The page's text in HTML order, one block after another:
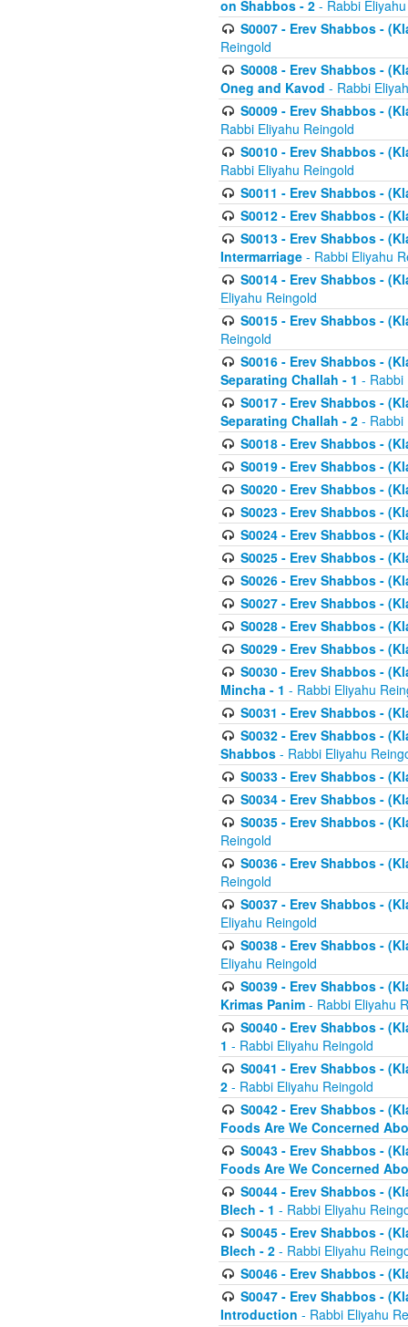
on Shabbos - 2 - Rabbi
S0007 - Erev Shabbos -
Reingold
S0008 - Erev Shabbos -
Oneg and Kavod - Rabbi
S0009 - Erev Shabbos -
Rabbi Eliyahu Reingold
S0010 - Erev Shabbos -
Rabbi Eliyahu Reingold
S0011 - Erev Shabbos -
S0012 - Erev Shabbos -
S0013 - Erev Shabbos -
Intermarriage - Rabbi Eliyahu
S0014 - Erev Shabbos -
Eliyahu Reingold
S0015 - Erev Shabbos -
Reingold
S0016 - Erev Shabbos -
Separating Challah - 1 - Rabbi
S0017 - Erev Shabbos -
Separating Challah - 2 - Rabbi
S0018 - Erev Shabbos -
S0019 - Erev Shabbos -
S0020 - Erev Shabbos -
S0023 - Erev Shabbos -
S0024 - Erev Shabbos -
S0025 - Erev Shabbos -
S0026 - Erev Shabbos -
S0027 - Erev Shabbos -
S0028 - Erev Shabbos -
S0029 - Erev Shabbos -
S0030 - Erev Shabbos -
Mincha - 1 - Rabbi Eliyahu
S0031 - Erev Shabbos -
S0032 - Erev Shabbos -
Shabbos - Rabbi Eliyahu
S0033 - Erev Shabbos -
S0034 - Erev Shabbos -
S0035 - Erev Shabbos -
Reingold
S0036 - Erev Shabbos -
Reingold
S0037 - Erev Shabbos -
Eliyahu Reingold
S0038 - Erev Shabbos -
Eliyahu Reingold
S0039 - Erev Shabbos -
Krimas Panim - Rabbi Eliyahu
S0040 - Erev Shabbos -
1 - Rabbi Eliyahu Reingold
S0041 - Erev Shabbos -
2 - Rabbi Eliyahu Reingold
S0042 - Erev Shabbos -
Foods Are We Concerned
S0043 - Erev Shabbos -
Foods Are We Concerned
S0044 - Erev Shabbos -
Blech - 1 - Rabbi Eliyahu
S0045 - Erev Shabbos -
Blech - 2 - Rabbi Eliyahu
S0046 - Erev Shabbos -
S0047 - Erev Shabbos -
Introduction - Rabbi Eliyahu